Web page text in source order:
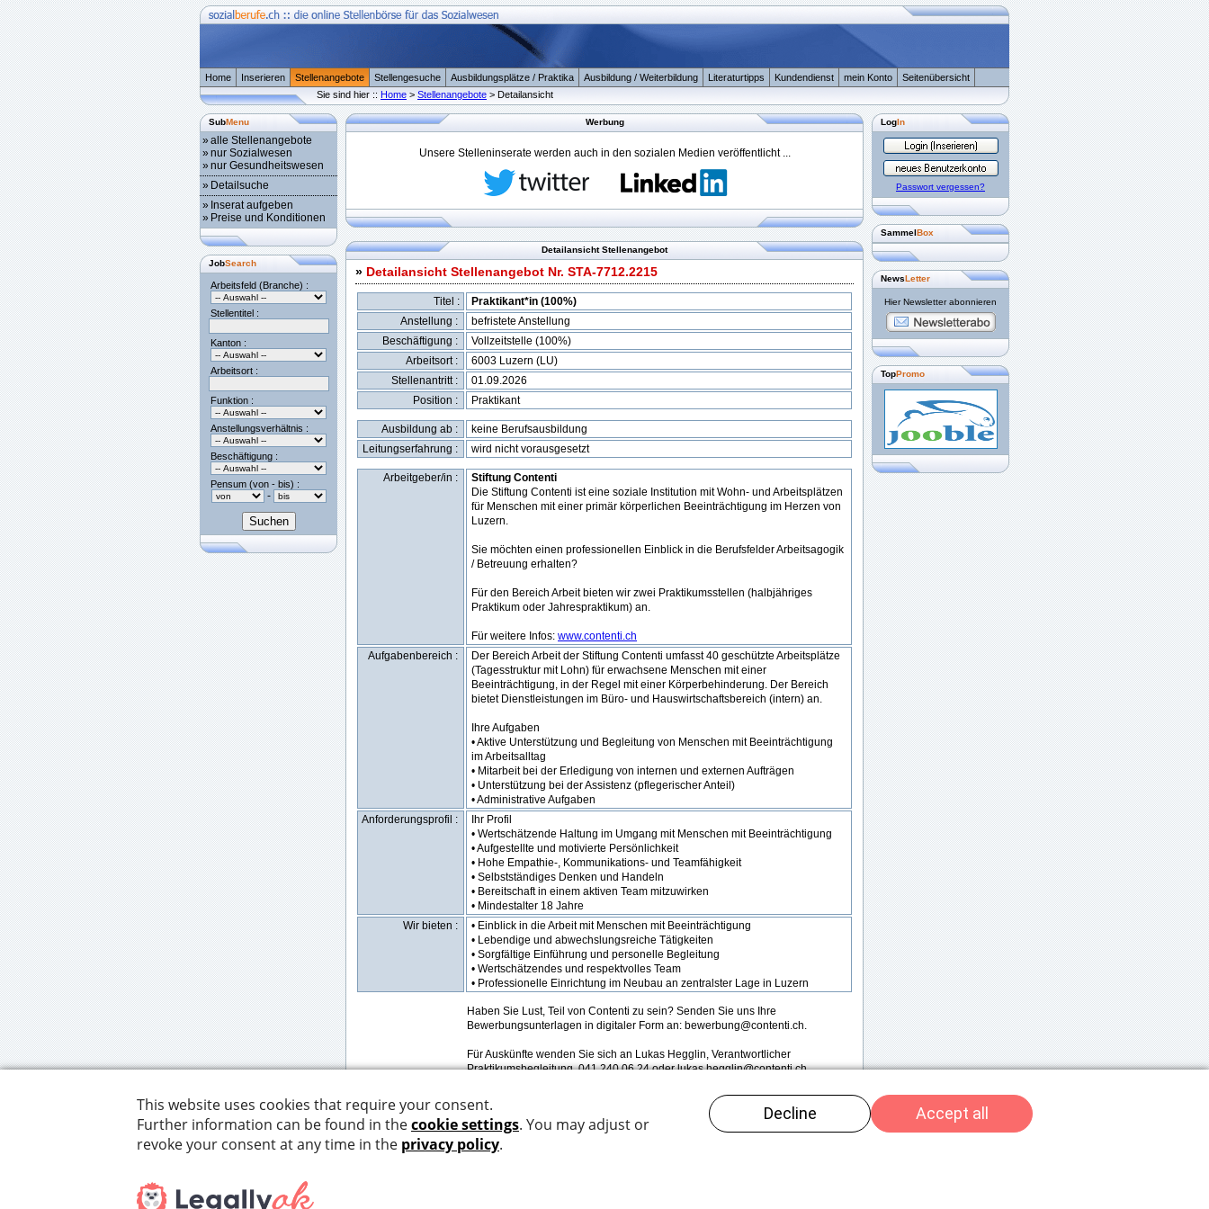
Home Inserieren Stellenangebote Stellengesuche Ausbildungsplätze / Praktika Ausbildung / Weiterbildung Literaturtipps Kundendienst mein Konto
Seitenübersicht
Sie sind hier :: Home > Stellenangebote > Detailansicht
SubMenu
»alle Stellenangebote
»nur Sozialwesen
»nur Gesundheitswesen
» Detailsuche
» Inserat aufgeben
» Preise und Konditionen
JobSearch
Arbeitsfeld (Branche) :
Stellentitel :
Kanton :
Arbeitsort :
Funktion :
Anstellungsverhältnis :
Beschäftigung :
Pensum (von - bis) :
-
Werbung
Unsere Stelleninserate werden auch in den sozialen Medien veröffentlicht ...
Detailansicht Stellenangebot
» Detailansicht Stellenangebot Nr. STA-7712.2215
Titel :
Praktikant*in (100%)
Anstellung :
befristete Anstellung
Beschäftigung :
Vollzeitstelle (100%)
Arbeitsort :
6003 Luzern (LU)
Stellenantritt :
01.09.2026
Position :
Praktikant
Ausbildung ab :
keine Berufsausbildung
Leitungserfahrung :
wird nicht vorausgesetzt
Arbeitgeber/in :
Stiftung Contenti
Die Stiftung Contenti ist eine soziale Institution mit Wohn- und Arbeitsplätzen
für Menschen mit einer primär körperlichen Beeinträchtigung im Herzen von
Luzern.
Sie möchten einen professionellen Einblick in die Berufsfelder Arbeitsagogik
/ Betreuung erhalten?
Für den Bereich Arbeit bieten wir zwei Praktikumsstellen (halbjähriges
Praktikum oder Jahrespraktikum) an.
Für weitere Infos: www.contenti.ch
Aufgabenbereich :
Der Bereich Arbeit der Stiftung Contenti umfasst 40 geschützte Arbeitsplätze
(Tagesstruktur mit Lohn) für erwachsene Menschen mit einer
Beeinträchtigung, in der Regel mit einer Körperbehinderung. Der Bereich
bietet Dienstleistungen im Büro- und Hauswirtschaftsbereich (intern) an.
Ihre Aufgaben
• Aktive Unterstützung und Begleitung von Menschen mit Beeinträchtigung
im Arbeitsalltag
• Mitarbeit bei der Erledigung von internen und externen Aufträgen
• Unterstützung bei der Assistenz (pflegerischer Anteil)
• Administrative Aufgaben
Anforderungsprofil :
Ihr Profil
• Wertschätzende Haltung im Umgang mit Menschen mit Beeinträchtigung
• Aufgestellte und motivierte Persönlichkeit
• Hohe Empathie-, Kommunikations- und Teamfähigkeit
• Selbstständiges Denken und Handeln
• Bereitschaft in einem aktiven Team mitzuwirken
• Mindestalter 18 Jahre
Wir bieten :
• Einblick in die Arbeit mit Menschen mit Beeinträchtigung
• Lebendige und abwechslungsreiche Tätigkeiten
• Sorgfältige Einführung und personelle Begleitung
• Wertschätzendes und respektvolles Team
• Professionelle Einrichtung im Neubau an zentralster Lage in Luzern
Haben Sie Lust, Teil von Contenti zu sein? Senden Sie uns Ihre
Bewerbungsunterlagen in digitaler Form an: bewerbung@contenti.ch.
Für Auskünfte wenden Sie sich an Lukas Hegglin, Verantwortlicher
Praktikumsbegleitung, 041 240 06 24 oder lukas.hegglin@contenti.ch.
Auskunft erteilt :
Lukas Hegglin, Verantwortlicher Praktikumsbegleitung, 041 240 06 24 oder
lukas.hegglin@contenti.ch
lukas.hegglin@contenti.ch
Bewerbung bis :
LogIn
Passwort vergessen?
SammelBox
NewsLetter
Hier Newsletter abonnieren
TopPromo